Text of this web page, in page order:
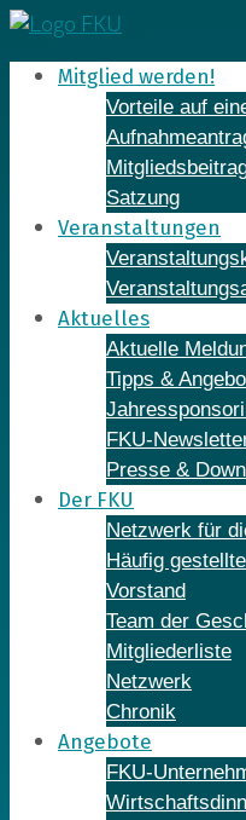
Skip
to
contentMitglied werden!
Vorteile auf
Satzung
Veranstaltungen
Aktuelles
Aktuelle
Tipps &
FKU-
Presse &
Der FKU
Netzwerk für
Häufig
Vorstand
Team der
Mitgliederliste
Netzwerk
Chronik
Angebote
FKU-